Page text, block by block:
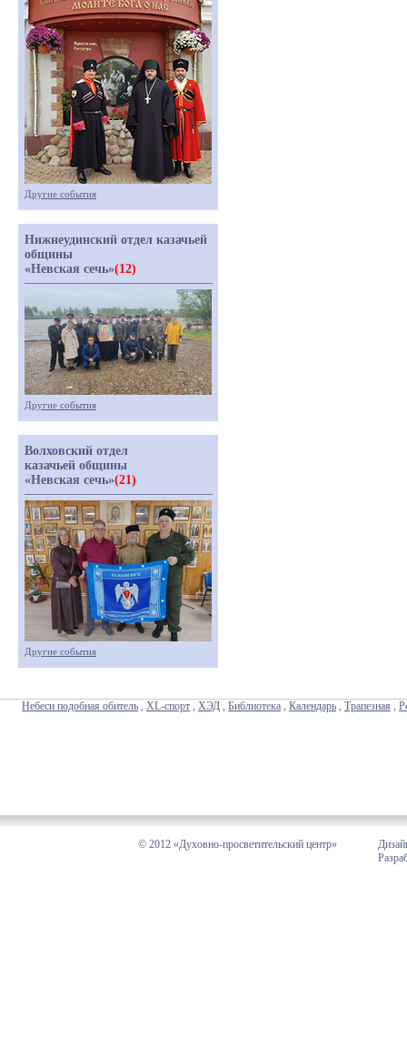
Другие события
Нижнеудинский отдел казачьей
общины
«Невская сечь»(12)
Другие события
Волховский отдел
казачьей общины
«Невская сечь»(21)
Другие события
Небеси подобная обитель , XL-спорт , ХЭД , Библиотека , Календарь , Трапезная ,
© 2012 «Духовно-просветительский центр»